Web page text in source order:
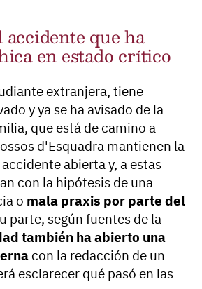
que ha
en estado crítico
extranjera, tiene
y ya se ha avisado de la
que está de camino a
d'Esquadra mantienen la
abierta y, a estas
con la hipótesis de una
o mala praxis por parte del
parte, según fuentes de la
también ha abierto una
con la redacción de un
esclarecer qué pasó en las